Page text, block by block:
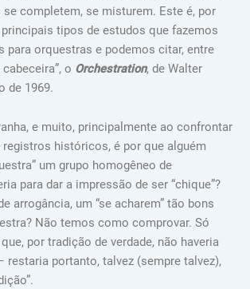
completem, se misturem. Este é, por
tipos de estudos que fazemos
para orquestras e podemos citar, entre
o Orchestration, de Walter
de 1969.
e muito, principalmente ao confrontar
históricos, é por que alguém
um grupo homogêneo de
para dar a impressão de ser “chique”?
arrogância, um “se acharem” tão bons
Não temos como comprovar. Só
por tradição de verdade, não haveria
restaria portanto, talvez (sempre talvez),